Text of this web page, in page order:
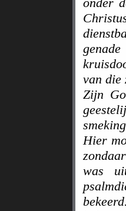
van die
Zijn
Hier
was